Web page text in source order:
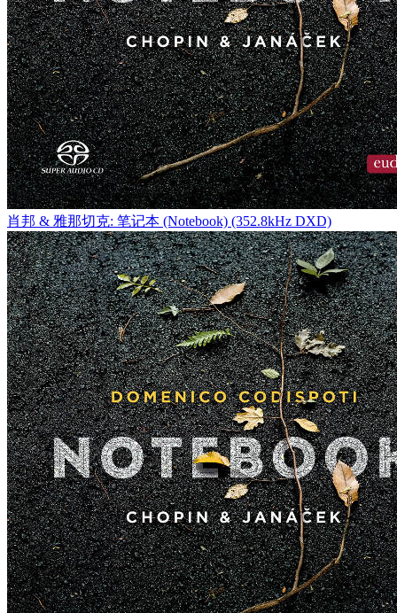
肖邦 & 雅那切克: 笔记本 (Notebook) (352.8kHz DXD)